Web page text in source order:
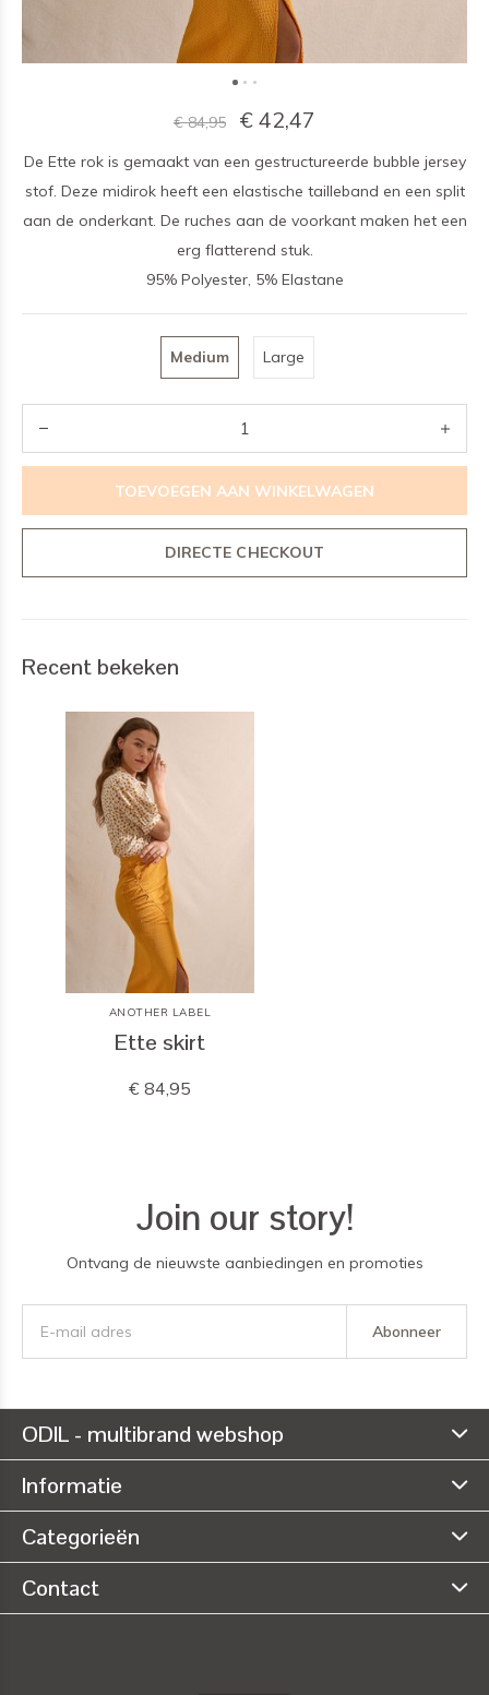
€ 84,95 € 42,47
De Ette rok is gemaakt van een gestructureerde bubble jersey
stof. Deze midirok heeft een elastische tailleband en een split
aan de onderkant. De ruches aan de voorkant maken het een
erg flatterend stuk.
95% Polyester, 5% Elastane
Medium Large
TOEVOEGEN AAN WINKELWAGEN
DIRECTE CHECKOUT
Recent bekeken
ANOTHER LABEL
Ette skirt
€ 84,95
Join our story!
Ontvang de nieuwste aanbiedingen en promoties
Abonneer
ODIL - multibrand webshop
Informatie
Categorieën
Contact